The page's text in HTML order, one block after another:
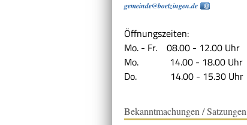
gemeinde@boetzingen.de
Öffnungszeiten:
Mo. - Fr. 08.00 - 12.00 Uhr
Mo. 14.00 - 18.00 Uhr
Do. 14.00 - 15.30 Uhr
Bekanntmachungen / Satzungen